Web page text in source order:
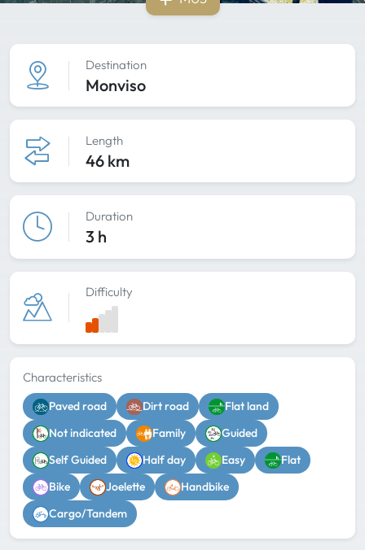
Destination
Monviso
Length
46 km
Duration
3 h
Difficulty
Characteristics
Paved road Dirt road
Flat land
Not indicated
Family
Guided
Self Guided
Half day Easy
Flat
Bike
Joelette
Handbike
Cargo/Tandem